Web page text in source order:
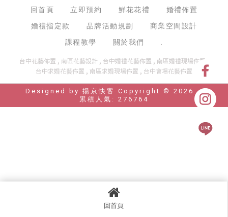
回首頁
回首頁 立即預約 鮮花花禮
婚禮佈置
婚禮指定款
品牌活動規劃
商業空間設計
課程教學
關於我們
台中花藝佈置 南區花藝設計 台中婚禮花藝佈置
南區婚禮現場佈置
台中求婚花藝佈置
南區求婚現場佈置 台中會場花藝佈置
Designed by 揚京快客 Copyright © 2026..
累積人氣: 276764